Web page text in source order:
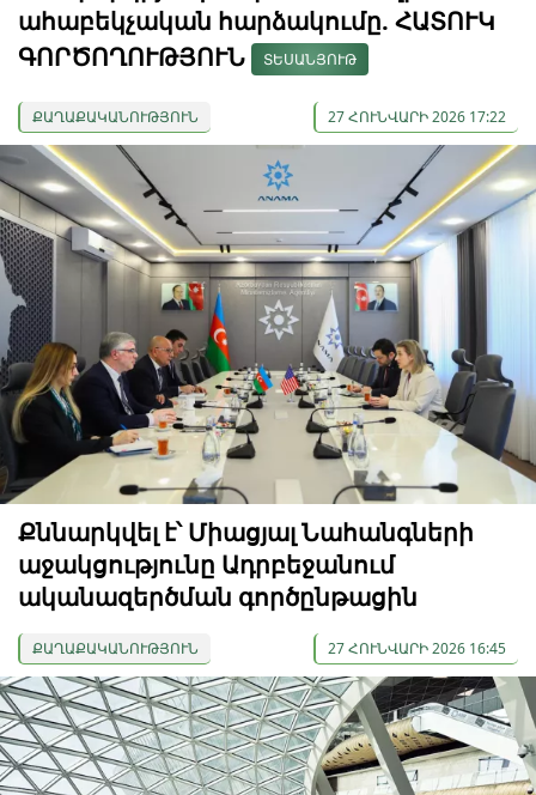
ահաբեկչական հարձակումը. ՀԱՏՈՒԿ
ԳՈՐԾՈՂՈՒԹՅՈՒՆ
ՏԵՍԱՆՅՈՒԹ
ՔԱՂԱՔԱԿԱՆՈՒԹՅՈՒՆ 27 ՀՈՒՆՎԱՐԻ 2026 17:22
Քննարկվել է՝ Միացյալ Նահանգների
աջակցությունը Ադրբեջանում
ականազերծման գործընթացին
ՔԱՂԱՔԱԿԱՆՈՒԹՅՈՒՆ 27 ՀՈՒՆՎԱՐԻ 2026 16:45